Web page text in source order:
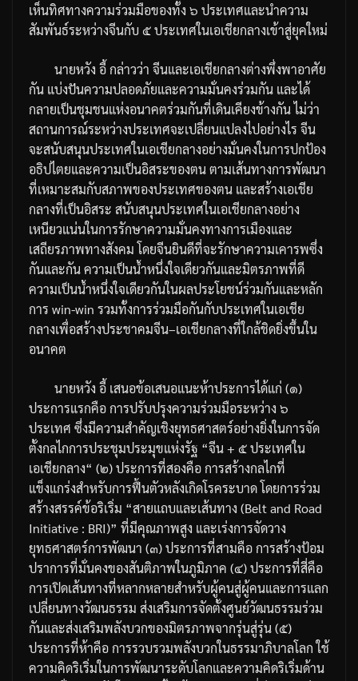
เห็นทิศทางความร่วมมือของทั้ง ๖ ประเทศและนำความ
สัมพันธ์ระหว่างจีนกับ ๕ประเทศในเอเชียกลางเข้าสู่ยุคใหม่
นายหวัง อี้กล่าวว่า จีนและเอเชียกลางต่างพึ่งพาอาศัย
กัน แบ่งปันความปลอดภัยและความมั่นคงร่วมกัน และได้
กลายเป็นชุมชนแห่งอนาคตร่วมกันที่เดินเคียงข้างกันไม่ว่า
สถานการณ์ระหว่างประเทศจะเปลี่ยนแปลงไปอย่างไร จีน
จะสนับสนุนประเทศในเอเชียกลางอย่างมั่นคงในการปกป้อง
อธิปไตยและความเป็นอิสระของตนตามเส้นทางการพัฒนา
ที่เหมาะสมกับสภาพของประเทศของตน และสร้างเอเชีย
กลางที่เป็นอิสระ สนับสนุนประเทศในเอเชียกลางอย่าง
เหนียวแน่นในการรักษาความมั่นคงทางการเมืองและ
เสถียรภาพทางสังคม โดยจีนยินดีที่จะรักษาความเคารพซึ่ง
กันและกันความเป็นน้ำหนึ่งใจเดียวกันและมิตรภาพที่ดี
ความเป็นน้ำหนึ่งใจเดียวกันในผลประโยชน์ร่วมกันและหลัก
การ win-win รวมทั้งการร่วมมือกันกับประเทศในเอเชีย
กลางเพื่อสร้างประชาคมจีน–เอเชียกลางที่ใกล้ชิดยิ่งขึ้นใน
อนาคต
นายหวัง อี้ เสนอข้อเสนอแนะห้าประการได้แก่ (๑)
ประการแรกคือการปรับปรุงความร่วมมือระหว่าง ๖
ประเทศ ซึ่งมีความสำคัญเชิงยุทธศาสตร์อย่างยิ่งในการจัด
ตั้งกลไกการประชุมประมุขแห่งรัฐ “จีน+ ๕ประเทศใน
เอเชียกลาง“ (๒)ประการที่สองคือการสร้างกลไกที่
แข็งแกร่งสำหรับการฟื้นตัวหลังเกิดโรคระบาดโดยการร่วม
สร้างสรรค์ข้อริเริ่ม “สายแถบและเส้นทาง (Belt and Road
Initiative : BRI)” ที่มีคุณภาพสูง และเร่งการจัดวาง
ยุทธศาสตร์การพัฒนา (๓)ประการที่สามคือการสร้างป้อม
ปราการที่มั่นคงของสันติภาพในภูมิภาค (๔)ประการที่สี่คือ
การเปิดเส้นทางที่หลากหลายสำหรับผู้คนสู่ผู้คนและการแลก
เปลี่ยนทางวัฒนธรรม ส่งเสริมการจัดตั้งศูนย์วัฒนธรรมร่วม
กันและส่งเสริมพลังบวกของมิตรภาพจากรุ่นสู่รุ่น(๕)
ประการที่ห้าคือการรวบรวมพลังบวกในธรรมาภิบาลโลก ใช้
ความคิดริเริ่มในการพัฒนาระดับโลกและความคิดริเริ่มด้าน